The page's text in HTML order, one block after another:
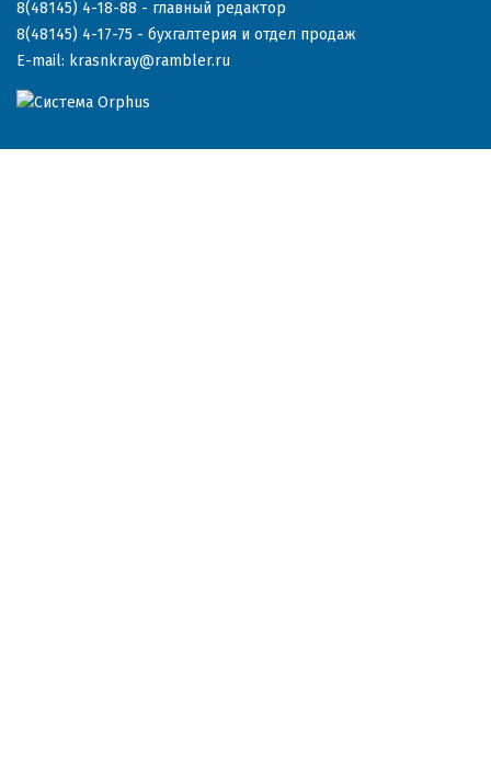
8(48145) 4-18-88 - главный редактор
8(48145) 4-17-75 - бухгалтерия и отдел продаж
E-mail: krasnkray@rambler.ru